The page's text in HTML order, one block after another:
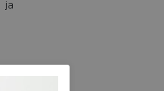
ja